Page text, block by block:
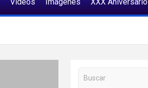
Buscar en la web